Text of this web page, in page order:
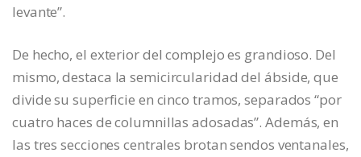
levante”.
De hecho, el exterior del complejo es grandioso. Del
mismo, destaca la semicircularidad del ábside, que
divide su superficie en cinco tramos, separados “por
cuatro haces de columnillas adosadas”. Además, en
las tres secciones centrales brotan sendos ventanales,